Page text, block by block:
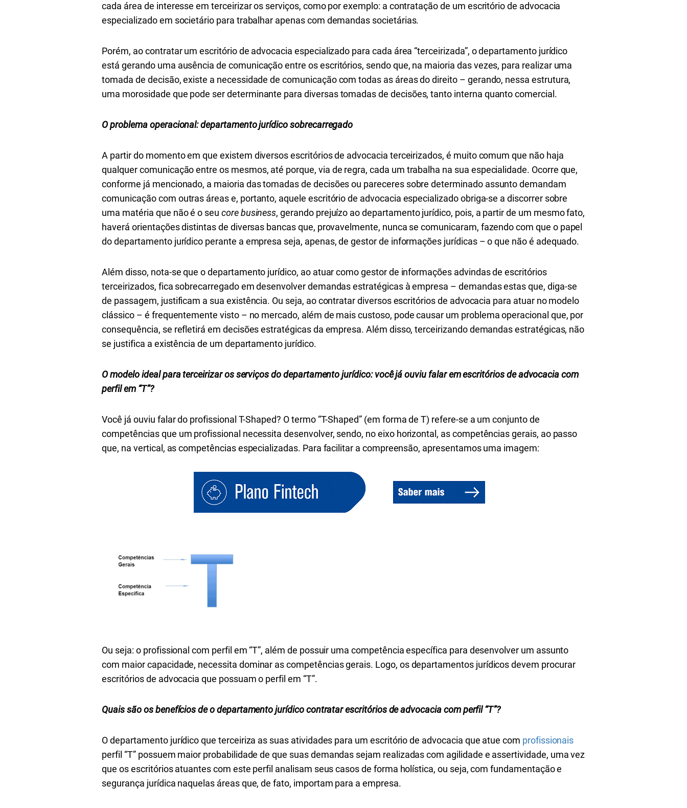
cada área de interesse em terceirizar os serviços, como por exemplo: a contratação de um escritório de advocacia
especializado em societário para trabalhar apenas com demandas societárias.
Porém, ao contratar um escritório de advocacia especializado para cada área “terceirizada”, o departamento jurídico
está gerando uma ausência de comunicação entre os escritórios, sendo que, na maioria das vezes, para realizar uma
tomada de decisão, existe a necessidade de comunicação com todas as áreas do direito – gerando, nessa estrutura,
uma morosidade que pode ser determinante para diversas tomadas de decisões, tanto interna quanto comercial.
O problema operacional: departamento jurídico sobrecarregado
A partir do momento em que existem diversos escritórios de advocacia terceirizados, é muito comum que não haja
qualquer comunicação entre os mesmos, até porque, via de regra, cada um trabalha na sua especialidade. Ocorre que,
conforme já mencionado, a maioria das tomadas de decisões ou pareceres sobre determinado assunto demandam
comunicação com outras áreas e, portanto, aquele escritório de advocacia especializado obriga-se a discorrer sobre
uma matéria que não é o seu core business, gerando prejuízo ao departamento jurídico, pois, a partir de um mesmo fato,
haverá orientações distintas de diversas bancas que, provavelmente, nunca se comunicaram, fazendo com que o papel
do departamento jurídico perante a empresa seja, apenas, de gestor de informações jurídicas – o que não é adequado.
Além disso, nota-se que o departamento jurídico, ao atuar como gestor de informações advindas de escritórios
terceirizados, fica sobrecarregado em desenvolver demandas estratégicas à empresa – demandas estas que, diga-se
de passagem, justificam a sua existência. Ou seja, ao contratar diversos escritórios de advocacia para atuar no modelo
clássico – é frequentemente visto – no mercado, além de mais custoso, pode causar um problema operacional que, por
consequência, se refletirá em decisões estratégicas da empresa. Além disso, terceirizando demandas estratégicas, não
se justifica a existência de um departamento jurídico.
O modelo ideal para terceirizar os serviços do departamento jurídico: você já ouviu falar em escritórios de advocacia com
perfil em “T”?
Você já ouviu falar do profissional T-Shaped? O termo “T-Shaped” (em forma de T) refere-se a um conjunto de
competências que um profissional necessita desenvolver, sendo, no eixo horizontal, as competências gerais, ao passo
que, na vertical, as competências especializadas. Para facilitar a compreensão, apresentamos uma imagem:
Ou seja: o profissional com perfil em “T”, além de possuir uma competência específica para desenvolver um assunto
com maior capacidade, necessita dominar as competências gerais. Logo, os departamentos jurídicos devem procurar
escritórios de advocacia que possuam o perfil em “T”.
Quais são os benefícios de o departamento jurídico contratar escritórios de advocacia com perfil “T”?
O departamento jurídico que terceiriza as suas atividades para um escritório de advocacia que atue com profissionais
perfil “T” possuem maior probabilidade de que suas demandas sejam realizadas com agilidade e assertividade, uma vez
que os escritórios atuantes com este perfil analisam seus casos de forma holística, ou seja, com fundamentação e
segurança jurídica naquelas áreas que, de fato, importam para a empresa.